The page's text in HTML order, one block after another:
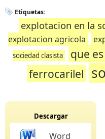
Etiquetas:
explotacion en la
explotacion agricola
sociedad clasista
que
ferrocarilel
Descargar
Word